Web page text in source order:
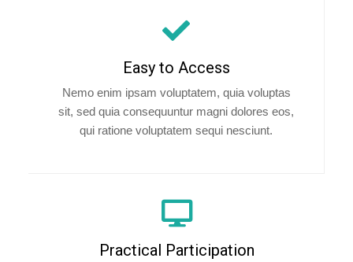
Easy to Access
Nemo enim ipsam voluptatem, quia voluptas
sit, sed quia consequuntur magni dolores eos,
qui ratione voluptatem sequi nesciunt.
Practical Participation